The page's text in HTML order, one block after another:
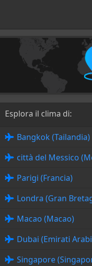
Esplora il clima di:
Bangkok (Tailandia)
città del Messico
Parigi (Francia)
Londra (Gran
Macao (Macao)
Dubai (Emirati
Singapore